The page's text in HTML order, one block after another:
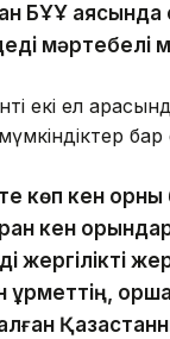
БҰҰ
мәртебелі
екі ел
көп кен
кен
жергілікті